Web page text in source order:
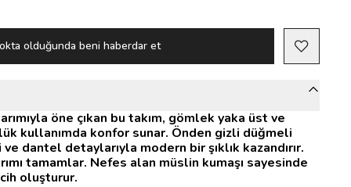
olduğunda beni haberdar et
öne çıkan bu takım, gömlek yaka üst ve
kullanımda konfor sunar. Önden gizli düğmeli
ve dantel detaylarıyla modern bir şıklık kazandırır.
tamamlar. Nefes alan müslin kumaşı sayesinde
oluşturur.